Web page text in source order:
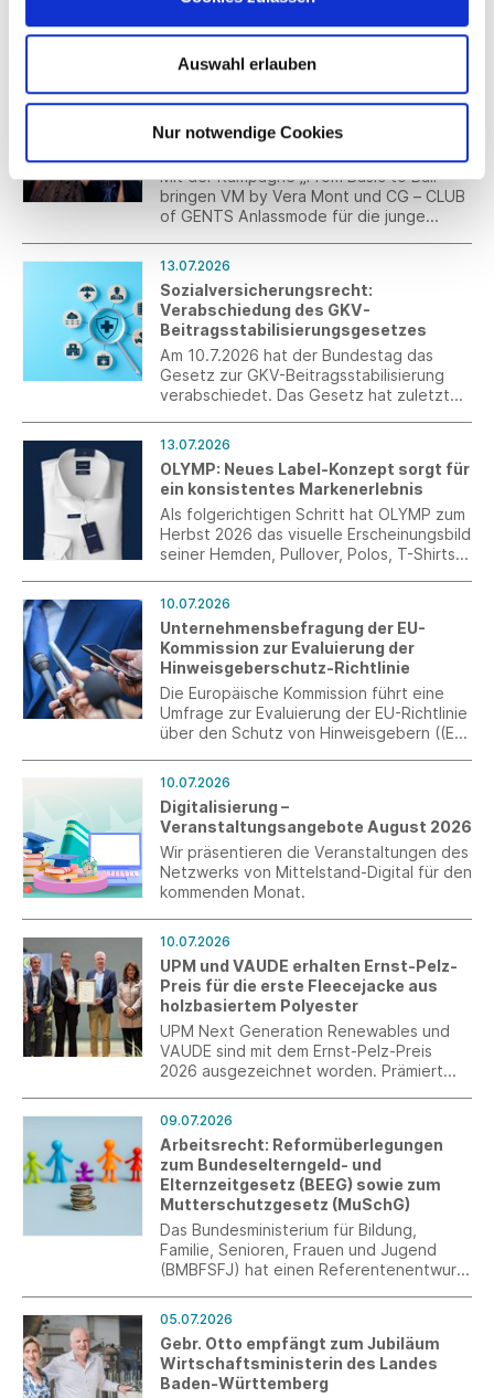
Auswahl erlauben
Nur notwendige Cookies
Erstellung von Nachhaltigkeitsberichten
nach ESRS und VSME – vom ersten Schritt
CG – CLUB of GENTS und VM by Vera
Mont launchen gemeinsame
Mit der Kampagne „From Basic to Ball“
bringen VM by Vera Mont und CG – CLUB
of GENTS Anlassmode für die junge
perfekt abgestimmte Couple-Outfits.
13.07.2026
Sozialversicherungsrecht:
Verabschiedung des GKV-
Beitragsstabilisierungsgesetzes
Am 10.7.2026 hat der Bundestag das
Gesetz zur GKV-Beitragsstabilisierung
verabschiedet. Das Gesetz hat zuletzt
Bundesrat beraten und verabschiedet.
13.07.2026
OLYMP: Neues Label-Konzept sorgt für
ein konsistentes Markenerlebnis
Als folgerichtigen Schritt hat OLYMP zum
Herbst 2026 das visuelle Erscheinungsbild
seiner Hemden, Pullover, Polos, T-Shirts
gesamte Sortiment hinweg einen
einheitlichen Markenauftritt und sorgt für
mehr Orientierung, Wiedererkennung und
Wertigkeit auf der Verkaufsfläche.
10.07.2026
Unternehmensbefragung der EU-
Kommission zur Evaluierung der
Hinweisgeberschutz-Richtlinie
Die Europäische Kommission führt eine
Umfrage zur Evaluierung der EU-Richtlinie
über den Schutz von Hinweisgebern ((EU)
Unternehmen mit internen
Meldesystemen. Die Teilnahme ist bis zum
31. Juli 2026 möglich.
10.07.2026
Digitalisierung –
Veranstaltungsangebote August 2026
Wir präsentieren die Veranstaltungen des
Netzwerks von Mittelstand-Digital für den
kommenden Monat.
10.07.2026
UPM und VAUDE erhalten Ernst-Pelz-
Preis für die erste Fleecejacke aus
holzbasiertem Polyester
UPM Next Generation Renewables und
VAUDE sind mit dem Ernst-Pelz-Preis
2026 ausgezeichnet worden. Prämiert
holzbasiertem Polyester. Die
Auszeichnung wurde am 6. Juli im Rahmen
des C.A.R.M.E.N.-Symposiums in
Straubing von Bayerns
Wirtschaftsminister Hubert Aiwanger
überreicht.
09.07.2026
Arbeitsrecht: Reformüberlegungen
zum Bundeselterngeld- und
Elternzeitgesetz (BEEG) sowie zum
Mutterschutzgesetz (MuSchG)
Das Bundesministerium für Bildung,
Familie, Senioren, Frauen und Jugend
(BMBFSFJ) hat einen Referentenentwurf
Elternzeitgesetzes (BEEG) sowie des
Mutterschutzgesetzes (MuSchG)
vorgelegt.
05.07.2026
Gebr. Otto empfängt zum Jubiläum
Wirtschaftsministerin des Landes
Baden-Württemberg